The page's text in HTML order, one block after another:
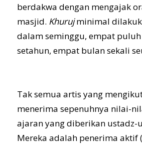
berdakwa dengan mengajak
masjid. Khurujminimal
dalam seminggu, empat
setahun, empat bulan sekali
Tak semua artis yang
menerima sepenuhnya nilai-
ajaran yang diberikan ustadz-
Mereka adalah penerima aktif (